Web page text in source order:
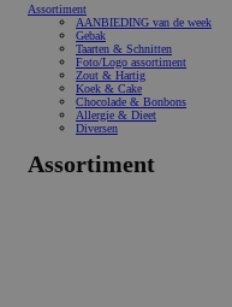
Assortiment
AANBIEDING van de week
Gebak
Taarten & Schnitten
Foto/Logo assortiment
Zout & Hartig
Koek & Cake
Chocolade & Bonbons
Allergie & Dieet
Diversen
Assortiment